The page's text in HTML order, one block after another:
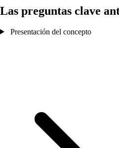
Las preguntas clave
Presentación del concepto